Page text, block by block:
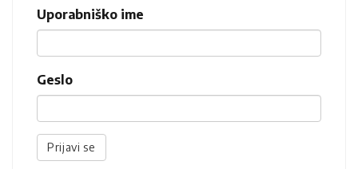
Uporabniško ime
Geslo
Prijavi se